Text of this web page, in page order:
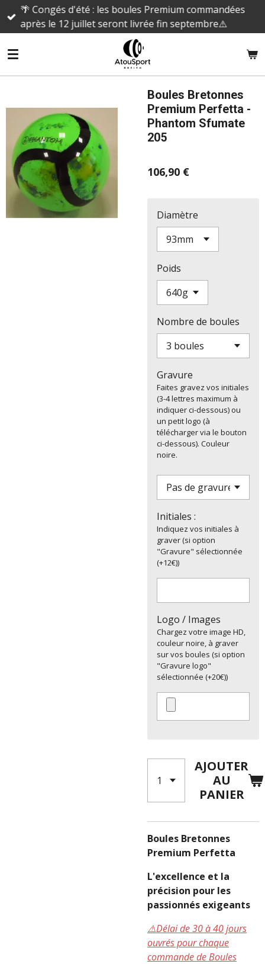
Passer
principal
🌴 Congés d'été : les boules Premium commandées
après le 12 juillet seront livrée fin septembre⚠️
Boules Bretonnes
Premium Perfetta -
Phantom Sfumate
205
106,90 €
Diamètre
Poids
Nombre de boules
Gravure
Faites gravez vos initiales
(3-4 lettres maximum à
indiquer ci-dessous) ou
un petit logo (à
télécharger via le bouton
ci-dessous). Couleur
noire.
Initiales :
Indiquez vos initiales à
graver (si option
"Gravure" sélectionnée
(+12€))
Logo / Images
Chargez votre image HD,
couleur noire, à graver
sur vos boules (si option
"Gravure logo"
sélectionnée (+20€))
AJOUTER
AU
PANIER
Boules Bretonnes
Premium Perfetta
L'excellence et la
précision pour les
passionnés exigeants
⚠️Délai de 30 à 40 jours
ouvrés pour chaque
commande de Boules